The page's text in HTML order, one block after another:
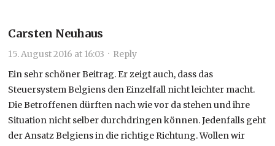
Carsten Neuhaus
15. August 2016 at 16:03 · Reply
Ein sehr schöner Beitrag. Er zeigt auch, dass das
Steuersystem Belgiens den Einzelfall nicht leichter macht.
Die Betroffenen dürften nach wie vor da stehen und ihre
Situation nicht selber durchdringen können. Jedenfalls geht
der Ansatz Belgiens in die richtige Richtung. Wollen wir